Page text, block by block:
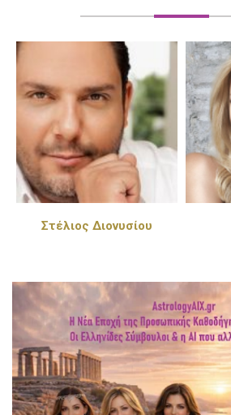
Πέγκυ Ζήνα